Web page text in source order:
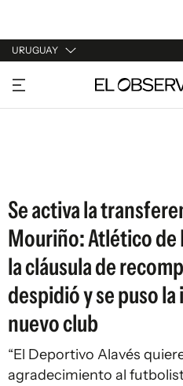
URUGUAY
URUGUAY
ARGENTINA
Se activa la
Mouriño: Atlético de
la cláusula de
despidió y se puso
nuevo club
“El Deportivo Alavés
agradecimiento al